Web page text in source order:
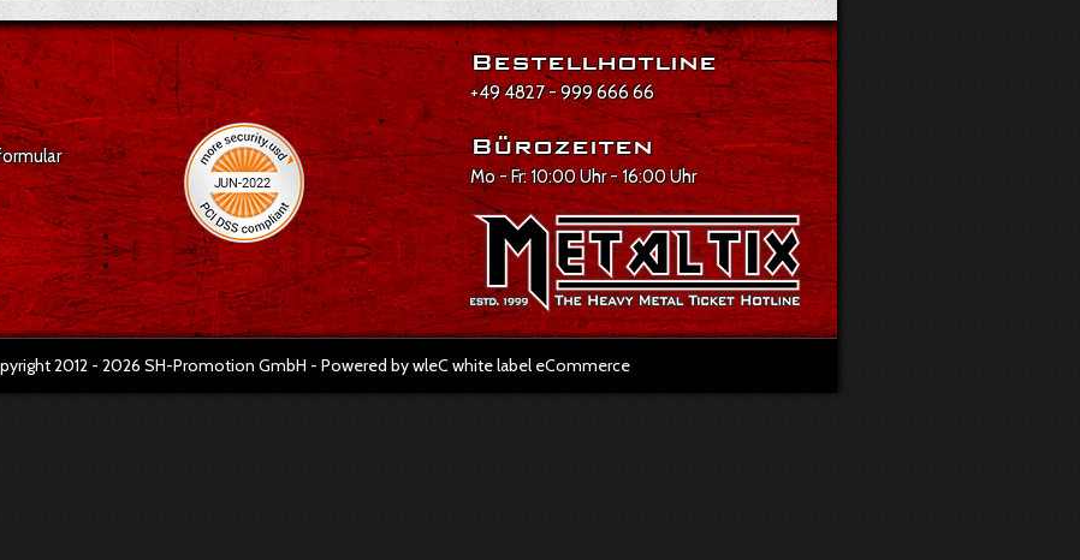
Bestellhotline
+49 4827 - 999 666 66
Bürozeiten
Mo - Fr: 10:00 Uhr - 16:00 Uhr
2012 - 2026 SH-Promotion GmbH - Powered by wleC white label eCommerce